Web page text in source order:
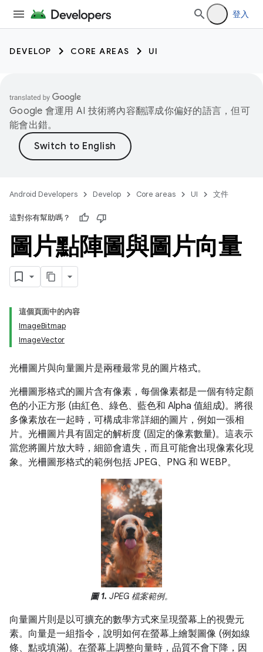
登入
DEVELOP CORE AREAS UI
Google 會運用 AI 技術將內容翻譯成你偏好的語言，但可
能會出錯。
Android Developers Develop Core areas UI 文件
這對你有幫助嗎？
圖片點陣圖與圖片向量
這個頁面中的內容
ImageBitmap
ImageVector
光柵圖片與向量圖片是兩種最常見的圖片格式。
光柵圖形格式的圖片含有像素，每個像素都是一個有特定顏
色的小正方形 (由紅色、綠色、藍色和 Alpha 值組成)。將很
多像素放在一起時，可構成非常詳細的圖片，例如一張相
片。光柵圖片具有固定的解析度 (固定的像素數量)。這表示
當您將圖片放大時，細節會遺失，而且可能會出現像素化現
象。光柵圖形格式的範例包括 JPEG、PNG 和 WEBP。
圖 1. JPEG 檔案範例。
向量圖片則是以可擴充的數學方式來呈現螢幕上的視覺元
素。向量是一組指令，說明如何在螢幕上繪製圖像 (例如線
條、點或填滿)。在螢幕上調整向量時，品質不會下降，因